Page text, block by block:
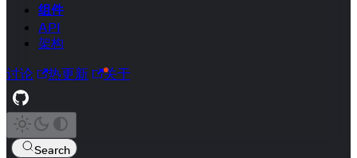
组件
API
架构
讨论 热更新 关于
Search